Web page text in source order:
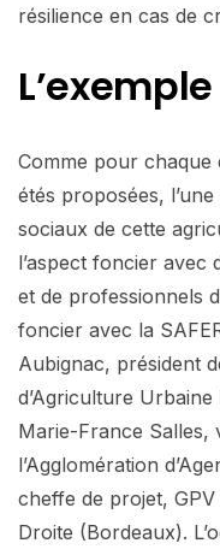
résilience en cas de
Comme pour chaque
étés proposées,
sociaux de cette
l’aspect foncier avec
et de professionnels
foncier avec la
Aubignac, président
d’Agriculture
Marie-France Salles,
l’Agglomération
cheffe de projet, GPV
Droite (Bordeaux).